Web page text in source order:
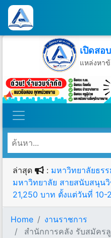
เปิดสอ
แหล่งหา
วันศุกร์ที่ 7 เดื
ล่าสุด : มหาวิทยาลัยธร
มหาวิทยาลัย สายสนับสนุนวิ
21,250 บาท ตั้งแต่วันที่ 10-
Home
งานราชการ
สำนักการคลัง รับสมัคร